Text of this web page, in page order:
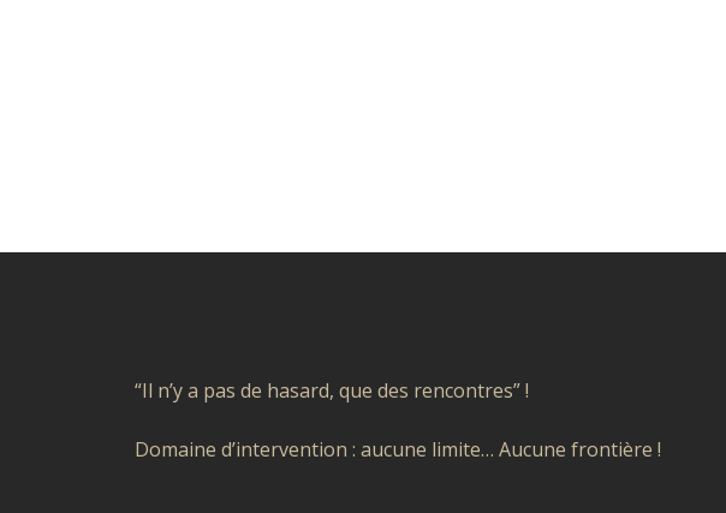
“Il n’y a pas de hasard, que des rencontres” !
Domaine d’intervention : aucune limite… Aucune frontière !